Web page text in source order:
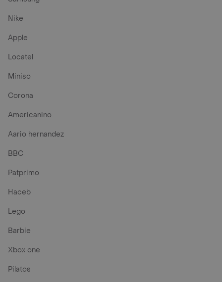
Nike
Apple
Locatel
Miniso
Corona
Americanino
Aario hernandez
BBC
Patprimo
Haceb
Lego
Barbie
Xbox one
Pilatos